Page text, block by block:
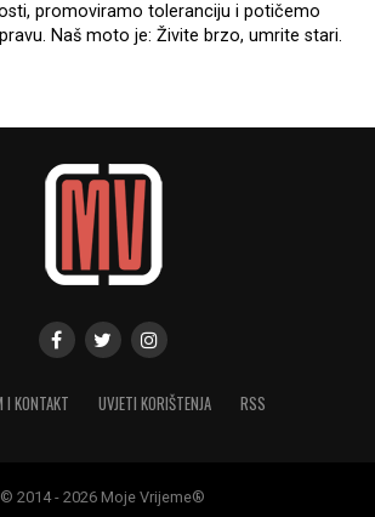
promoviramo toleranciju i potičemo
Naš moto je: Živite brzo, umrite stari.
I KONTAKT UVJETI KORIŠTENJA RSS
© 2014 - 2026 Moje Vrijeme®